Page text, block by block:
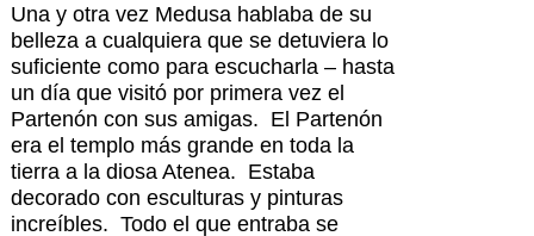
Una y otra vez Medusa hablaba de su
belleza a cualquiera que se detuviera lo
suficiente como para escucharla – hasta
un día que visitó por primera vez el
Partenón con sus amigas. El Partenón
era el templo más grande en toda la
tierra a la diosa Atenea. Estaba
decorado con esculturas y pinturas
increíbles. Todo el que entraba se